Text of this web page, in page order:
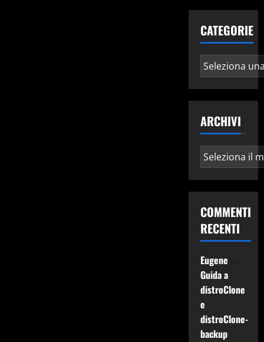
CATEGORIE
Categorie
ARCHIVI
Archivi
COMMENTI
RECENTI
Eugene
Guida a
distroClone
e
distroClone-
backup